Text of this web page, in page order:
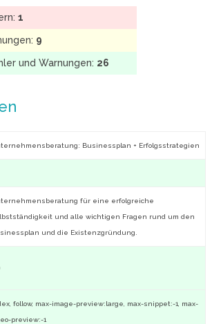
1
9
und Warnungen: 26
Businessplan + Erfolgsstrategien
für eine erfolgreiche
und alle wichtigen Fragen rund um den
und die Existenzgründung.
follow, max-image-preview:large, max-snippet:-1, max-
preview:-1